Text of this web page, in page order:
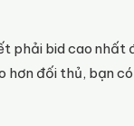
phải bid cao nhất
hơn đối thủ, bạn